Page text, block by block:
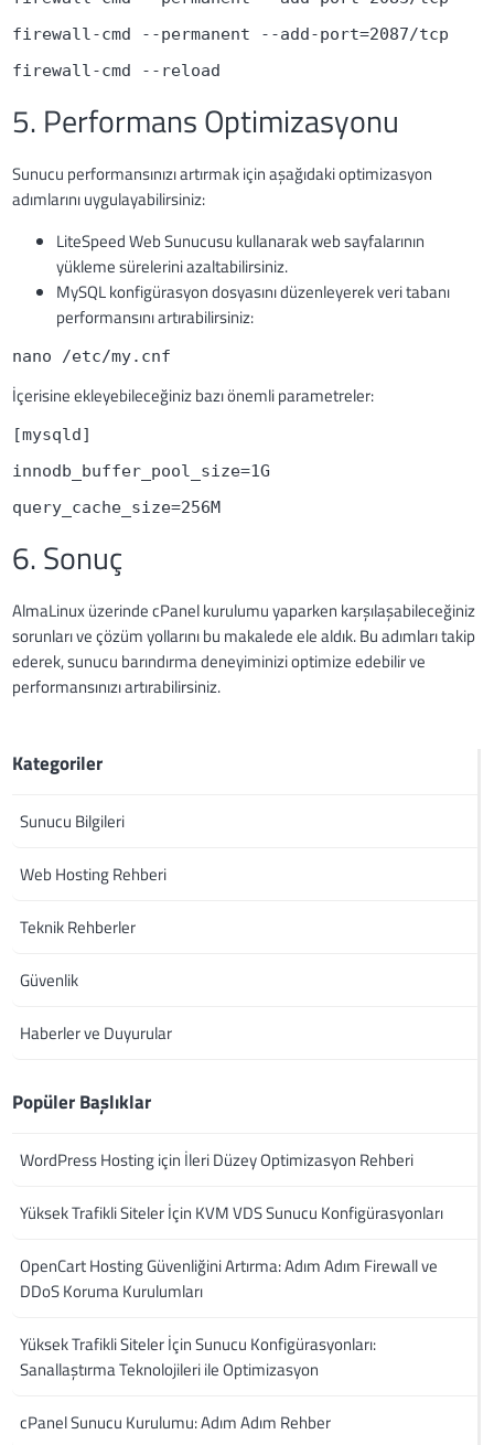
firewall-cmd --permanent --add-port=2087/tcp
firewall-cmd --reload
5. Performans Optimizasyonu
Sunucu performansınızı artırmak için aşağıdaki optimizasyon
adımlarını uygulayabilirsiniz:
LiteSpeed Web Sunucusu kullanarak web sayfalarının
yükleme sürelerini azaltabilirsiniz.
MySQL konfigürasyon dosyasını düzenleyerek veri tabanı
performansını artırabilirsiniz:
nano /etc/my.cnf
İçerisine ekleyebileceğiniz bazı önemli parametreler:
[mysqld]
innodb_buffer_pool_size=1G
query_cache_size=256M
6. Sonuç
AlmaLinux üzerinde cPanel kurulumu yaparken karşılaşabileceğiniz
sorunları ve çözüm yollarını bu makalede ele aldık. Bu adımları takip
ederek, sunucu barındırma deneyiminizi optimize edebilir ve
performansınızı artırabilirsiniz.
Kategoriler
Sunucu Bilgileri
Web Hosting Rehberi
Teknik Rehberler
Güvenlik
Haberler ve Duyurular
Popüler Başlıklar
WordPress Hosting için İleri Düzey Optimizasyon Rehberi
Yüksek Trafikli Siteler İçin KVM VDS Sunucu Konfigürasyonları
OpenCart Hosting Güvenliğini Artırma: Adım Adım Firewall ve
DDoS Koruma Kurulumları
Yüksek Trafikli Siteler İçin Sunucu Konfigürasyonları:
Sanallaştırma Teknolojileri ile Optimizasyon
cPanel Sunucu Kurulumu: Adım Adım Rehber